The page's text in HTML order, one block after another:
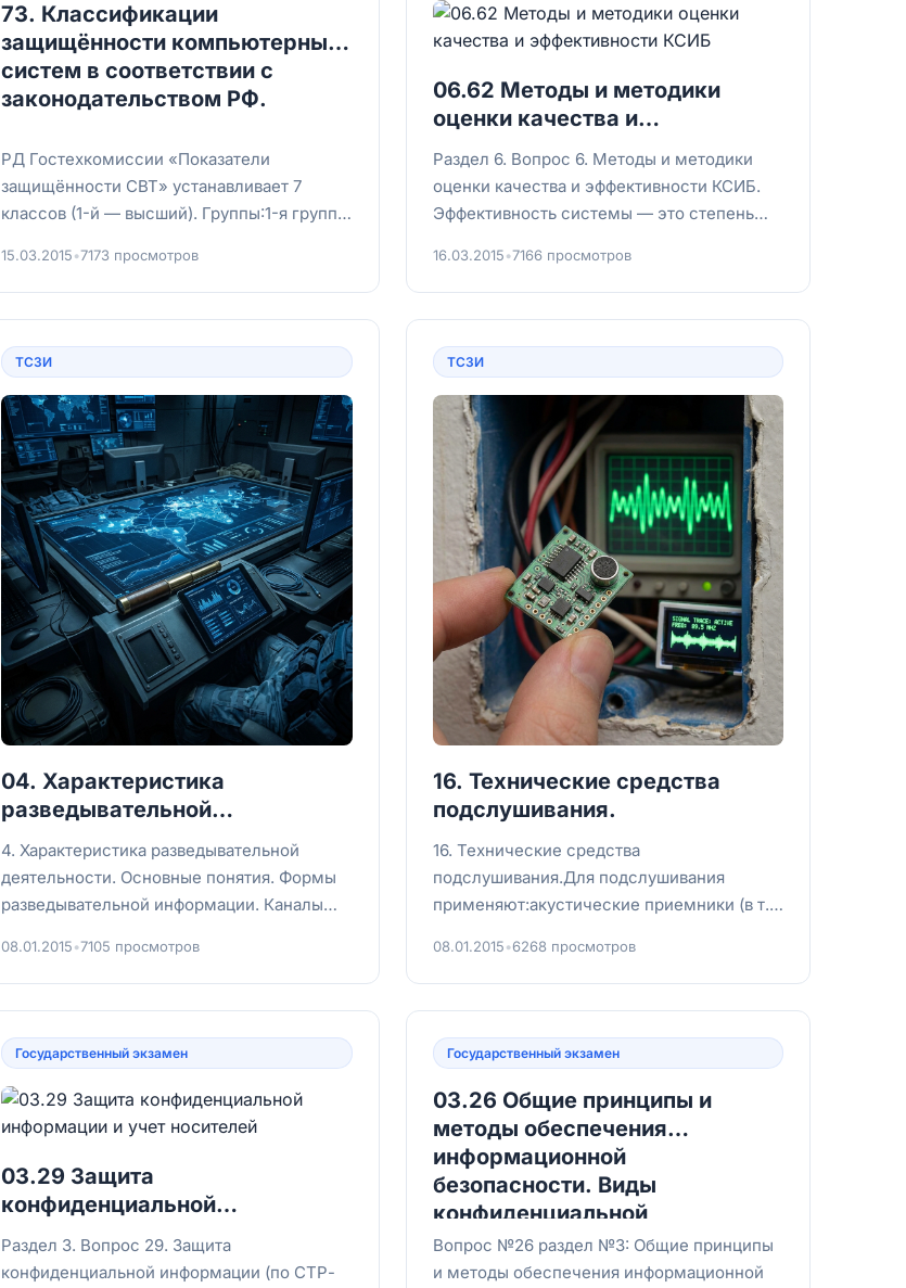
73. Классификации
защищённости компьютерных
систем в соответствии с
законодательством РФ.
РД Гостехкомиссии «Показатели
защищённости СВТ» устанавливает 7
классов (1-й — высший). Группы:1-я группа
15.03.2015•7173 просмотров
06.62 Методы и методики
оценки качества и
эффективности КСИБ
Раздел 6. Вопрос 6. Методы и методики
оценки качества и эффективности КСИБ.
Эффективность системы — это степень
угроз,...
16.03.2015•7166 просмотров
ТСЗИ
04. Характеристика
разведывательной
деятельности.
4. Характеристика разведывательной
деятельности. Основные понятия. Формы
разведывательной информации. Каналы
08.01.2015•7105 просмотров
ТСЗИ
16. Технические средства
подслушивания.
16. Технические средства
подслушивания.Для подслушивания
применяют:акустические приемники (в т.ч.
опасных сигналов и...
08.01.2015•6268 просмотров
Государственный экзамен
03.29 Защита
конфиденциальной
информации и учет носителей
Раздел 3. Вопрос 29. Защита
конфиденциальной информации (по СТР-
Государственный экзамен
03.26 Общие принципы и
методы обеспечения
информационной
безопасности. Виды
конфиденциальной
информации.
Вопрос №26 раздел №3: Общие принципы
и методы обеспечения информационной